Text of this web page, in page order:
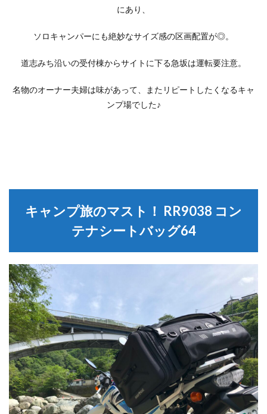
にあり、
ソロキャンパーにも絶妙なサイズ感の区画配置が◎。
道志みち沿いの受付棟からサイトに下る急坂は運転要注意。
名物のオーナー夫婦は味があって、またリピートしたくなるキャ
ンプ場でした♪
キャンプ旅のマスト！ RR9038 コン
テナシートバッグ64